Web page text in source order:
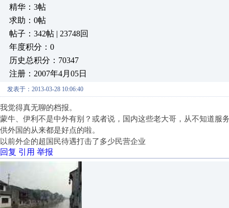
精华：3帖
求助：0帖
帖子：342帖 | 23748回
年度积分：0
历史总积分：70347
注册：2007年4月05日
发表于：2013-03-28 10:06:40
我觉得真无聊的档报。
蒙牛、伊利不是中外有别？或者说，国内这些老大哥，从不知道服
供外国的从来都是好点的啦。
以前外企的超国民待遇打击了多少民营企业
回复 引用 举报